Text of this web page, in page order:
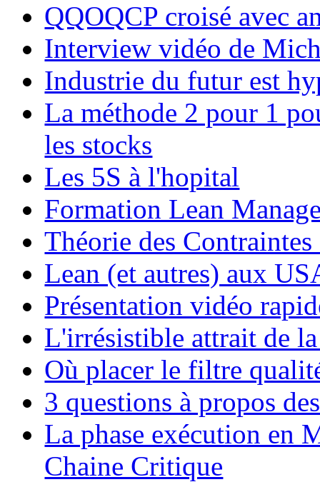
QQOQCP croisé avec
Interview vidéo de
Industrie du futur est
La méthode 2 pour 1
les stocks
Les 5S à l'hopital
Formation Lean
Théorie des
Lean (et autres) aux
Présentation vidéo
L'irrésistible attrait de
Où placer le filtre
3 questions à propos
La phase exécution en
Chaine Critique